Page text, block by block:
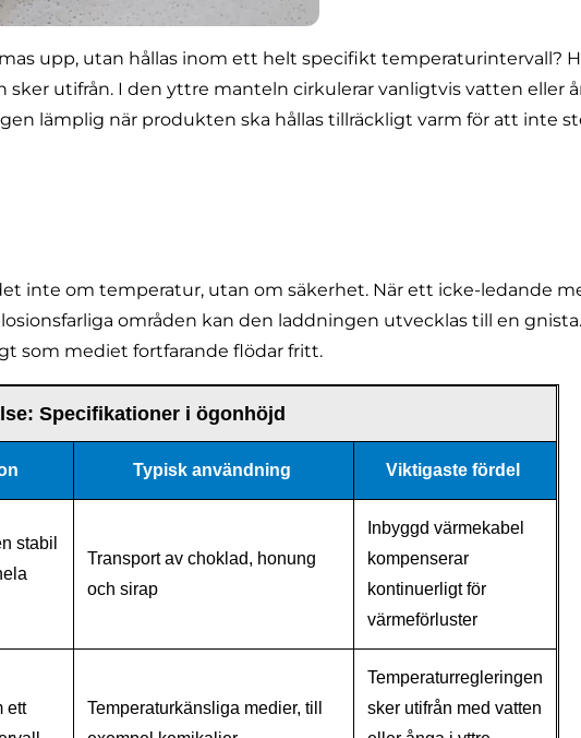
upp, utan hållas inom ett helt specifikt temperaturintervall?
utifrån. I den yttre manteln cirkulerar vanligtvis vatten eller
lämplig när produkten ska hållas tillräckligt varm för att inte
inte om temperatur, utan om säkerhet. När ett icke-ledande
områden kan den laddningen utvecklas till en
som mediet fortfarande flödar fritt.
Specifikationer i ögonhöjd
Typisk användning Viktigaste fördel
stabil
Transport av choklad, honung
och sirap
Inbyggd värmekabel
kompenserar
kontinuerligt för
värmeförluster
ett
Temperaturkänsliga medier, till
Temperaturregleringen
sker utifrån med vatten